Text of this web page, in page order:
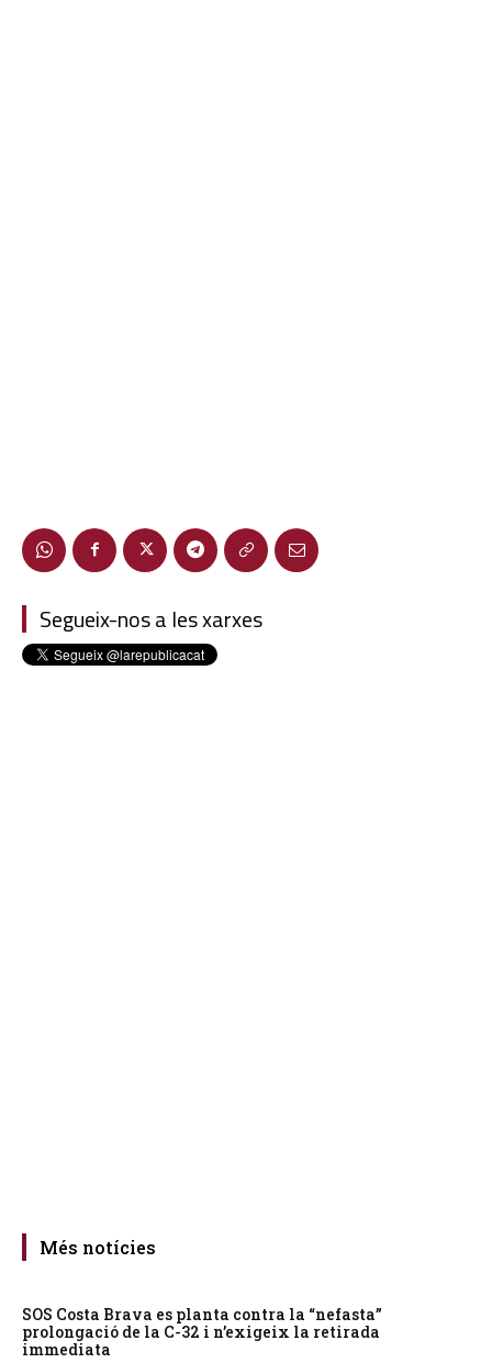
Segueix-nos a les xarxes
Més notícies
SOS Costa Brava es planta contra la “nefasta”
prolongació de la C-32 i n’exigeix la retirada
immediata